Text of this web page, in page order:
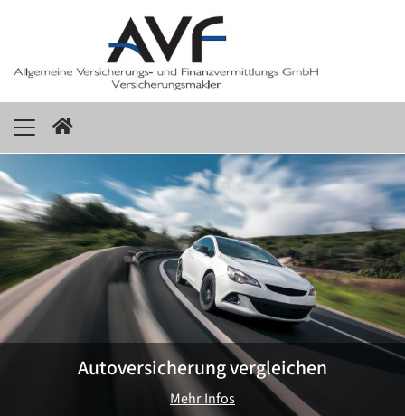
Autoversicherung vergleichen
Mehr Infos